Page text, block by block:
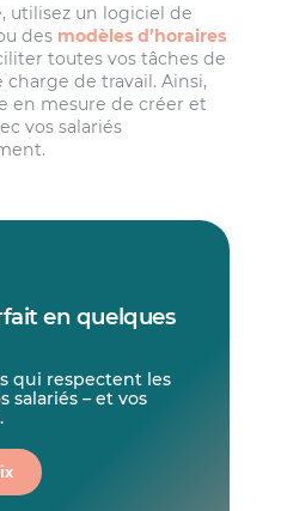
utilisez un logiciel de
des modèles d’horaires
toutes vos tâches de
de travail. Ainsi,
en mesure de créer et
vos salariés
en quelques
qui respectent les
salariés – et vos